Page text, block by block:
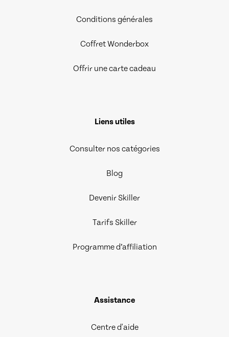
Conditions générales
Coffret Wonderbox
Offrir une carte cadeau
Liens utiles
Consulter nos catégories
Blog
Devenir Skiller
Tarifs Skiller
Programme d’affiliation
Assistance
Centre d'aide